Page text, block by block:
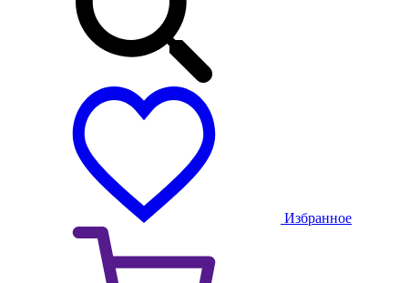
Избранное